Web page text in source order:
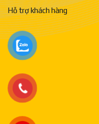
Hỗ trợ khách hàng